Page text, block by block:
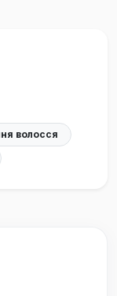
волосся